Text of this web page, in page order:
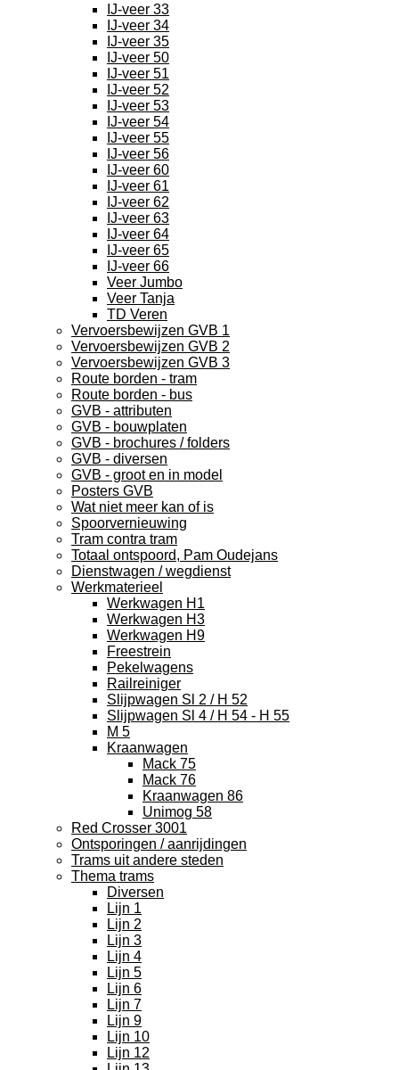
IJ-veer 33
IJ-veer 34
IJ-veer 35
IJ-veer 50
IJ-veer 51
IJ-veer 52
IJ-veer 53
IJ-veer 54
IJ-veer 55
IJ-veer 56
IJ-veer 60
IJ-veer 61
IJ-veer 62
IJ-veer 63
IJ-veer 64
IJ-veer 65
IJ-veer 66
Veer Jumbo
Veer Tanja
TD Veren
Vervoersbewijzen GVB 1
Vervoersbewijzen GVB 2
Vervoersbewijzen GVB 3
Route borden - tram
Route borden - bus
GVB - attributen
GVB - bouwplaten
GVB - brochures / folders
GVB - diversen
GVB - groot en in model
Posters GVB
Wat niet meer kan of is
Spoorvernieuwing
Tram contra tram
Totaal ontspoord, Pam Oudejans
Dienstwagen / wegdienst
Werkmaterieel
Werkwagen H1
Werkwagen H3
Werkwagen H9
Freestrein
Pekelwagens
Railreiniger
Slijpwagen Sl 2 / H 52
Slijpwagen Sl 4 / H 54 - H 55
M 5
Kraanwagen
Mack 75
Mack 76
Kraanwagen 86
Unimog 58
Red Crosser 3001
Ontsporingen / aanrijdingen
Trams uit andere steden
Thema trams
Diversen
Lijn 1
Lijn 2
Lijn 3
Lijn 4
Lijn 5
Lijn 6
Lijn 7
Lijn 9
Lijn 10
Lijn 12